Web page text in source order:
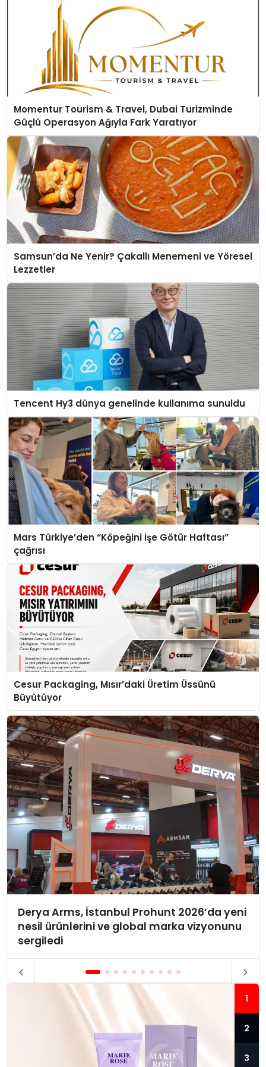
Momentur Tourism & Travel, Dubai Turizminde
Güçlü Operasyon Ağıyla Fark Yaratıyor
Samsun’da Ne Yenir? Çakallı Menemeni ve Yöresel
Lezzetler
Tencent Hy3 dünya genelinde kullanıma sunuldu
Mars Türkiye’den “Köpeğini İşe Götür Haftası”
çağrısı
Cesur Packaging, Mısır’daki Üretim Üssünü
Büyütüyor
Derya Arms, İstanbul Prohunt 2026’da yeni
nesil ürünlerini ve global marka vizyonunu
sergiledi
1
2
3